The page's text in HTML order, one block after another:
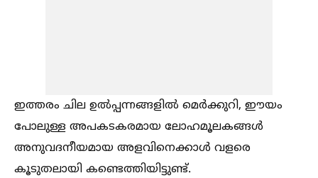
ഇത്തരം ചില ഉല്‍പ്പന്നങ്ങളില്‍ മെർക്കുറി, ഈയം
പോലുള്ള അപകടകരമായ ലോഹമൂലകങ്ങള്‍
അനുവദനീയമായ അളവിനെക്കാള്‍ വളരെ
കൂടുതലായി കണ്ടെത്തിയിട്ടുണ്ട്.